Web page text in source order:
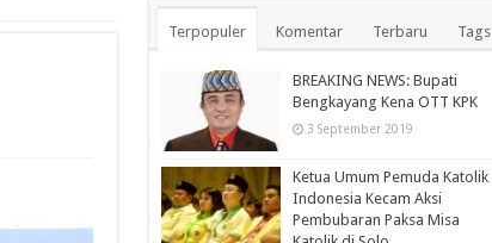
Terpopuler Komentar Terbaru Tags
BREAKING NEWS: Bupati
Bengkayang Kena OTT KPK
3 September 2019
Ketua Umum Pemuda Katolik
Indonesia Kecam Aksi
Pembubaran Paksa Misa